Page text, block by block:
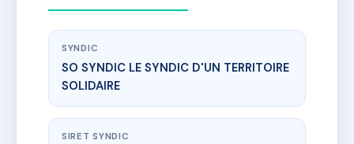
SYNDIC
SO SYNDIC LE SYNDIC D'UN TERRITOIRE
SOLIDAIRE
SIRET SYNDIC